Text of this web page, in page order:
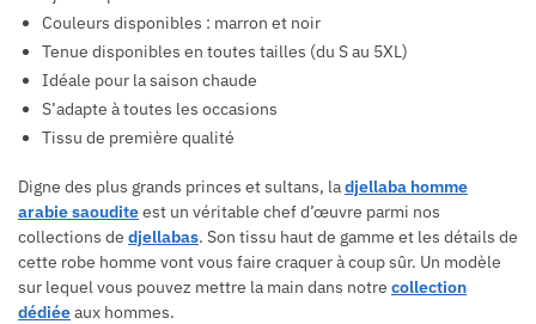
Couleurs disponibles : marron et noir
Tenue disponibles en toutes tailles (du S au 5XL)
Idéale pour la saison chaude
S’adapte à toutes les occasions
Tissu de première qualité
Digne des plus grands princes et sultans, ladjellaba homme
arabie saouditeest un véritable chef d’œuvre parmi nos
collections de djellabas. Son tissu haut de gamme et les détails de
cette robe homme vont vous faire craquer à coup sûr. Un modèle
sur lequel vous pouvez mettre la main dans notre collection
dédiéeaux hommes.